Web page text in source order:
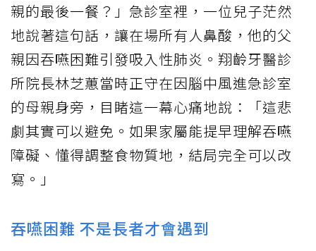
親的最後一餐？」急診室裡，一位兒子茫然
地說著這句話，讓在場所有人鼻酸，他的父
親因吞嚥困難引發吸入性肺炎。翔齡牙醫診
所院長林芝蕙當時正守在因腦中風進急診室
的母親身旁，目睹這一幕心痛地說：「這悲
劇其實可以避免。如果家屬能提早理解吞嚥
障礙、懂得調整食物質地，結局完全可以改
寫。」
吞嚥困難 不是長者才會遇到